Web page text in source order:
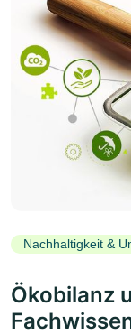
Nachhaltigkeit &
Ökobilanz